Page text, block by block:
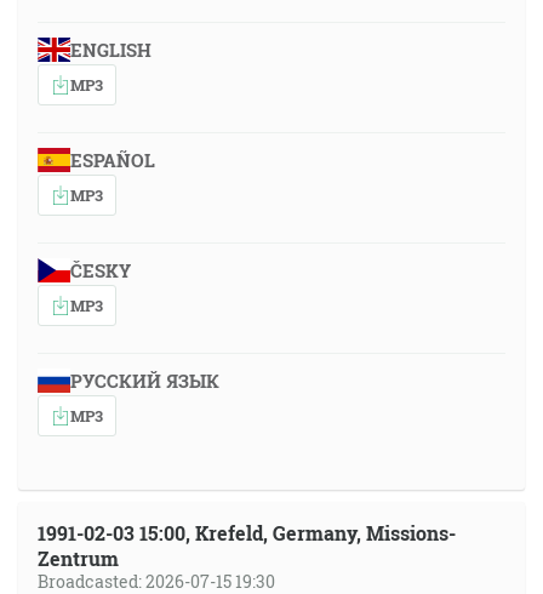
ENGLISH
MP3
ESPAÑOL
MP3
ČESKY
MP3
РУССКИЙ ЯЗЫК
MP3
1991-02-03 15:00, Krefeld, Germany, Missions-
Zentrum
Broadcasted: 2026-07-15 19:30